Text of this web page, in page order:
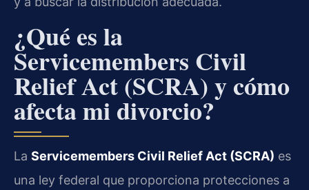
¿Qué es la
Servicemembers Civil
Relief Act (SCRA) y cómo
afecta mi divorcio?
La Servicemembers Civil Relief Act (SCRA) es
una ley federal que proporciona protecciones a